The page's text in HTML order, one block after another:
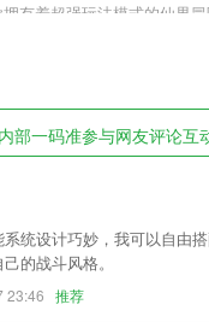
有着超强玩法模式的仙界
够更轻松的融入进这个世界
中的仙界完美的展现了出来
独特的代入感。
特色
不好，家门口的河能不能
实画笔及绘图工具
合多种场景的换衣功能
庭作业到家长APP或微信；
部一码准参与网友评论互
统设计巧妙，我可以自由
的战斗风格。
23:46 推荐